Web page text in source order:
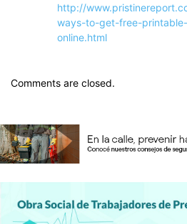
http://
ways-to-get-free-
online.html
Comments are closed.